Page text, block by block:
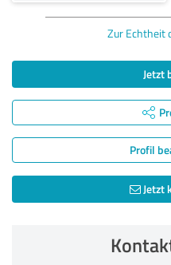
Zur Echtheit
Jetzt
Profil
Jetzt